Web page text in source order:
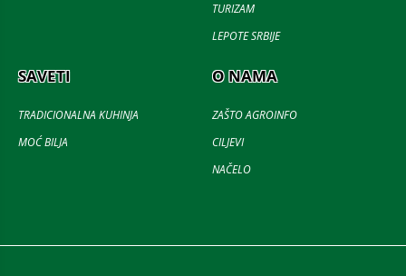
TURIZAM
LEPOTE SRBIJE
SAVETI
TRADICIONALNA KUHINJA
MOĆ BILJA
O NAMA
ZAŠTO AGROINFO
CILJEVI
NAČELO